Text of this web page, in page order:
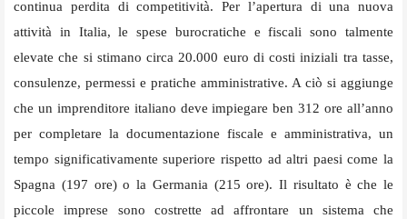
continua perdita di competitività. Per l’apertura di una nuova
attività in Italia, le spese burocratiche e fiscali sono talmente
elevate che si stimano circa 20.000 euro di costi iniziali tra tasse,
consulenze, permessi e pratiche amministrative. A ciò si aggiunge
che un imprenditore italiano deve impiegare ben 312 ore all’anno
per completare la documentazione fiscale e amministrativa, un
tempo significativamente superiore rispetto ad altri paesi come la
Spagna (197 ore) o la Germania (215 ore). Il risultato è che le
piccole imprese sono costrette ad affrontare un sistema che